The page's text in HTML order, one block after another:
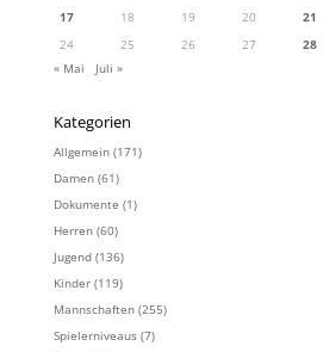
17
18 19 20 21
24
25 26 27 28
« Mai
Juli »
Kategorien
Allgemein(171)
Damen(61)
Dokumente (1)
Herren(60)
Jugend(136)
Kinder(119)
Mannschaften(255)
Spielerniveaus(7)